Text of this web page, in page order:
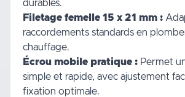
durables.
Filetage femelle 15 x 21 mm :
raccordements standards en
chauffage.
Écrou mobile pratique : Permet
simple et rapide, avec ajustement
fixation optimale.